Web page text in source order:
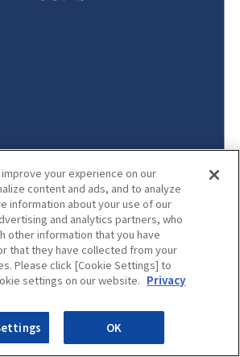
チェーン攻撃対
攻撃経路の１つを
キュリティの重要
your experience on our
content and ads, and to analyze
information about your use of our
and analytics partners, who
other information that you have
that they have collected from your
Please click [Cookie Settings] to
settings on our website. Privacy
OK